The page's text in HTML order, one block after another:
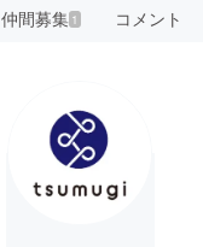
仲間募集 1 コメント